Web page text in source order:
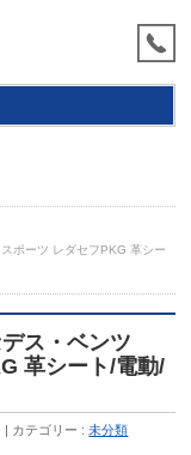
ポーツ レダセフPKG 革シー
ス・ベンツ
革シート/電動/
カテゴリー :未分類